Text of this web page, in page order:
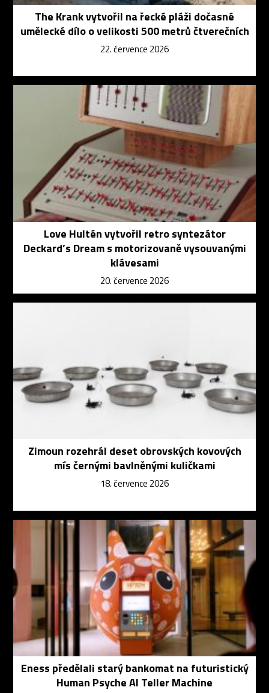
The Krank vytvořil na řecké pláži dočasné
umělecké dílo o velikosti 500 metrů čtverečních
22. července 2026
Love Hultén vytvořil retro syntezátor
Deckard’s Dream s motorizovaně vysouvanými
klávesami
20. července 2026
Zimoun rozehrál deset obrovských kovových
mís černými bavlněnými kuličkami
18. července 2026
Eness předělali starý bankomat na futuristický
Human Psyche AI Teller Machine